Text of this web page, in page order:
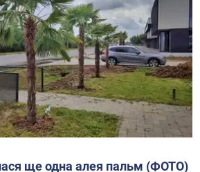
ще одна алея пальм (ФОТО)